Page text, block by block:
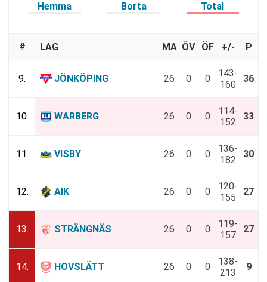
Hemma Borta Total
# LAG MA ÖV ÖF +/- P
9. JÖNKÖPING 26 0 0
143-
160
36
10. WARBERG 26 0 0
114-
152
33
11. VISBY 26 0 0
136-
182
30
12. AIK 26 0 0
120-
155
27
13. STRÄNGNÄS 26 0 0
119-
157
27
14. HOVSLÄTT 26 0 0
138-
213
9